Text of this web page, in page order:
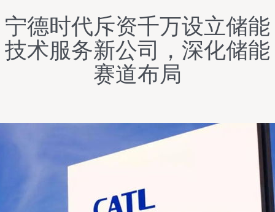
宁德时代斥资千万设立储能
技术服务新公司，深化储能
赛道布局